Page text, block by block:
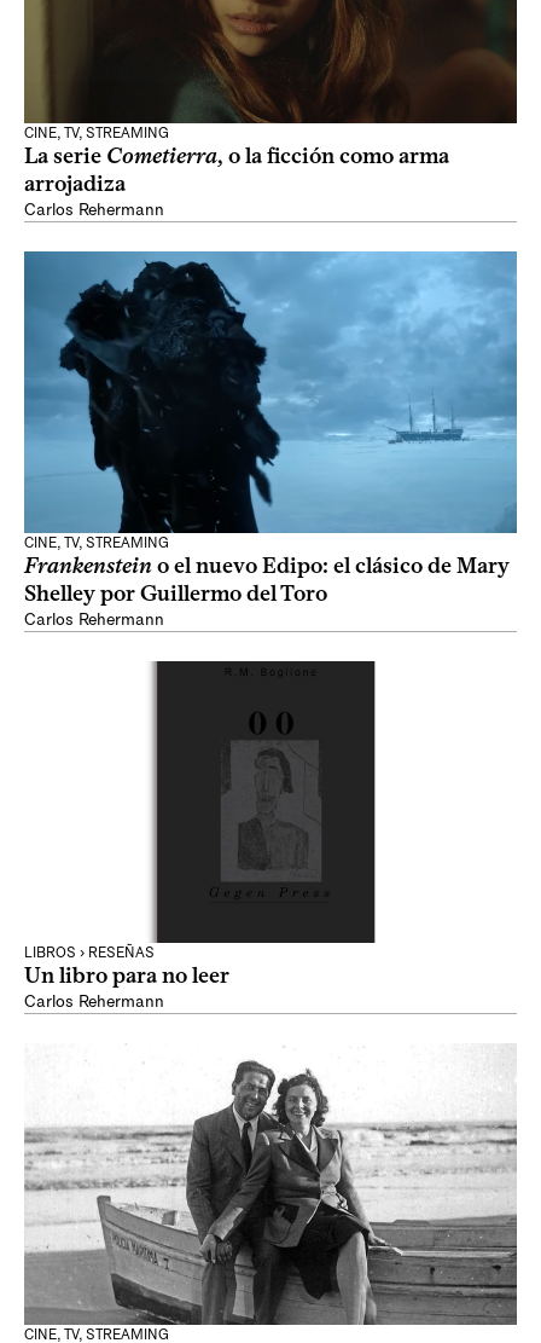
CINE, TV, STREAMING
La serie Cometierra, o la ficción como arma
arrojadiza
Carlos Rehermann
CINE, TV, STREAMING
Frankensteino el nuevo Edipo: el clásico de Mary
Shelley por Guillermo del Toro
Carlos Rehermann
LIBROS › RESEÑAS
Un libro para no leer
Carlos Rehermann
CINE, TV, STREAMING